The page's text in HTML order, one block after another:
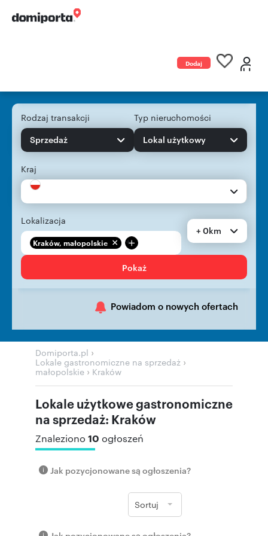
Dodaj
Rodzaj transakcji
Sprzedaż
Typ nieruchomości
Lokal użytkowy
Kraj
Lokalizacja
Kraków, małopolskie +
+ 0km
Pokaż
Powiadom o nowych ofertach
Domiporta.pl ›
Lokale gastronomiczne na sprzedaż ›
małopolskie › Kraków
Lokale użytkowe gastronomiczne
na sprzedaż: Kraków
Znaleziono 10 ogłoszeń
Jak pozycjonowane są ogłoszenia?
Sortuj